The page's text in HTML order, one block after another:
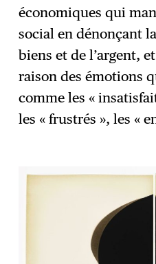
économiques qui
social en dénonçant
biens et de l’argent,
raison des émotions
comme les «
les « frustrés », les «